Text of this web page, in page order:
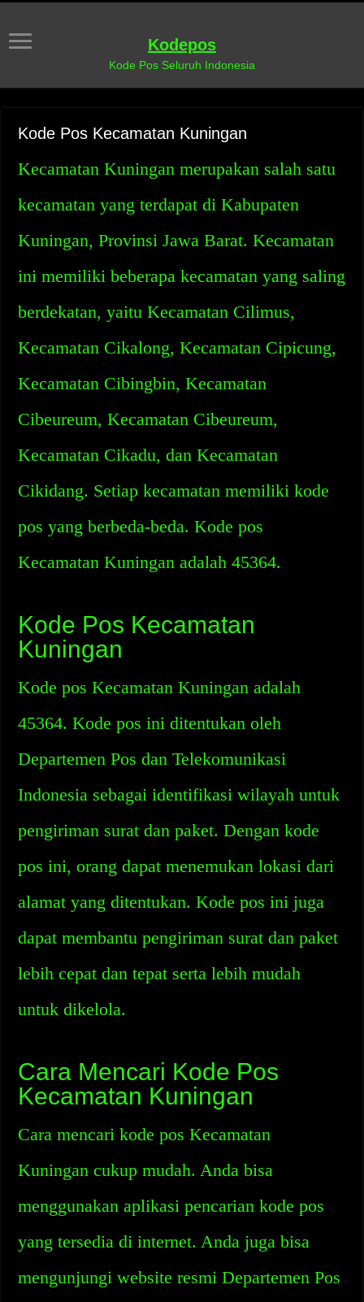
Kodepos
Kode Pos Seluruh Indonesia
Kode Pos Kecamatan Kuningan
Kecamatan Kuningan merupakan salah satu
kecamatan yang terdapat di Kabupaten
Kuningan, Provinsi Jawa Barat. Kecamatan
ini memiliki beberapa kecamatan yang saling
berdekatan, yaitu Kecamatan Cilimus,
Kecamatan Cikalong, Kecamatan Cipicung,
Kecamatan Cibingbin, Kecamatan
Cibeureum, Kecamatan Cibeureum,
Kecamatan Cikadu, dan Kecamatan
Cikidang. Setiap kecamatan memiliki kode
pos yang berbeda-beda. Kode pos
Kecamatan Kuningan adalah 45364.
Kode Pos Kecamatan
Kuningan
Kode pos Kecamatan Kuningan adalah
45364. Kode pos ini ditentukan oleh
Departemen Pos dan Telekomunikasi
Indonesia sebagai identifikasi wilayah untuk
pengiriman surat dan paket. Dengan kode
pos ini, orang dapat menemukan lokasi dari
alamat yang ditentukan. Kode pos ini juga
dapat membantu pengiriman surat dan paket
lebih cepat dan tepat serta lebih mudah
untuk dikelola.
Cara Mencari Kode Pos
Kecamatan Kuningan
Cara mencari kode pos Kecamatan
Kuningan cukup mudah. Anda bisa
menggunakan aplikasi pencarian kode pos
yang tersedia di internet. Anda juga bisa
mengunjungi website resmi Departemen Pos